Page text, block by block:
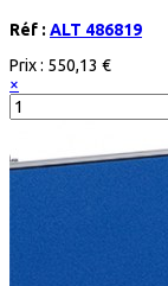
Réf : ALT 486819
Prix : 550,13 €
×